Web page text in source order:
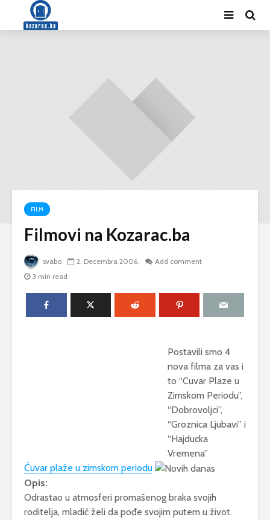
FILM
Filmovi na Kozarac.ba
svabo 2. Decembra 2006.
Add comment
3 min read
Postavili smo 4
nova filma za vas i
to “Cuvar Plaze u
Zimskom Periodu”,
“Dobrovoljci”,
“Groznica Ljubavi” i
“Hajducka
Vremena”
Čuvar plaže u zimskom periodu
Opis:
Odrastao u atmosferi promašenog braka svojih
roditelja, mladić želi da pođe svojim putem u život.